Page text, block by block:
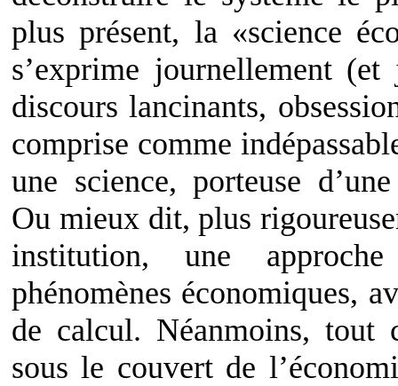
plus présent, la «science
s’exprime journellement
discours lancinants,
comprise comme
une science, porteuse
Ou mieux dit, plus
institution, une
phénomènes économiques,
de calcul. Néanmoins, tout
sous le couvert de